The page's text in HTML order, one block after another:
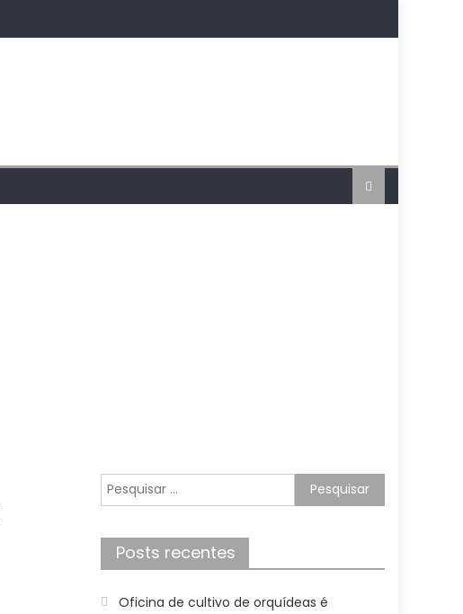
Pesquisar
por:
Posts recentes
Oficina de cultivo de orquídeas é